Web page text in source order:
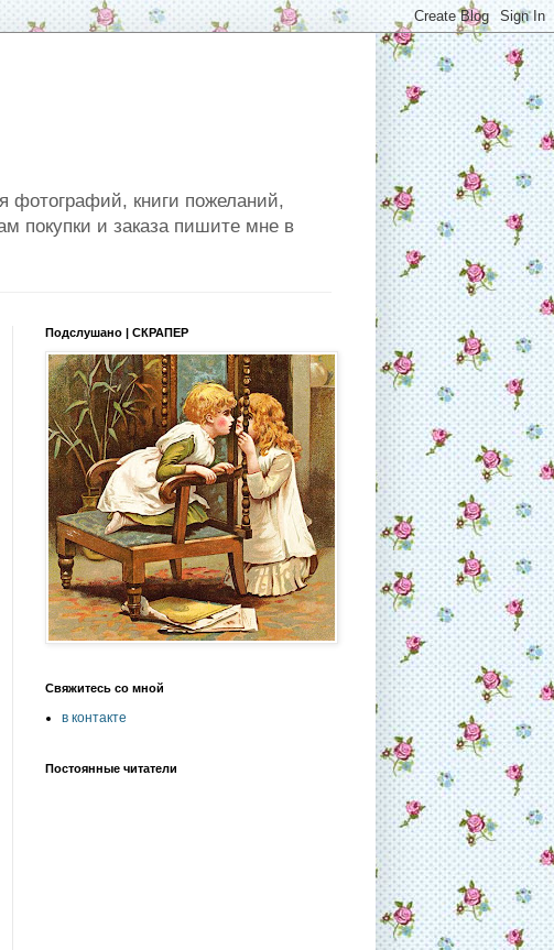
фотографий, книги пожеланий,
покупки и заказа пишите мне в
Подслушано | СКРАПЕР
Свяжитесь со мной
в контакте
Постоянные читатели